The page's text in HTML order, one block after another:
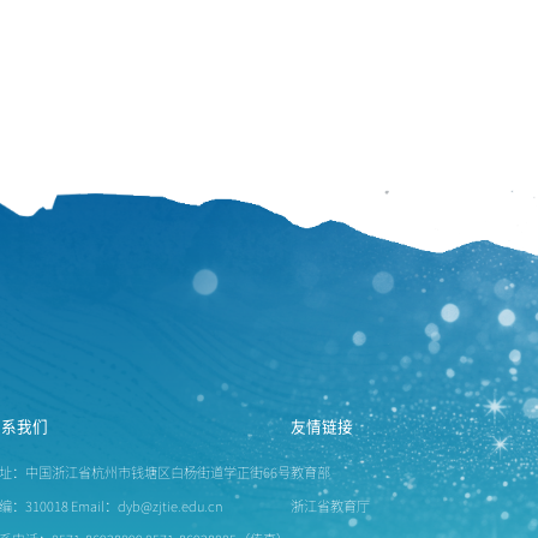
我们
：中国浙江省杭州市钱塘区白杨街道学正街66号
：310018 Email：dyb@zjtie.edu.cn
友情链接
教育部
浙江省教育厅